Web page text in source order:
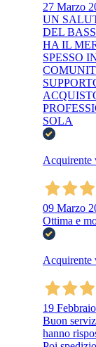
27 Marzo
UN
DEL
HA IL
SPESSO
SOLA
Acquirente
09 Marzo
Ottima e
Acquirente
19
Buon
hanno